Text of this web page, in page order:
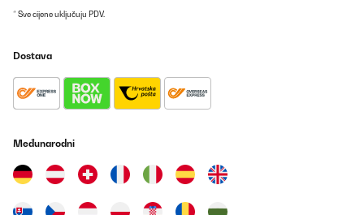
* Sve cijene uključuju PDV.
Dostava
Međunarodni